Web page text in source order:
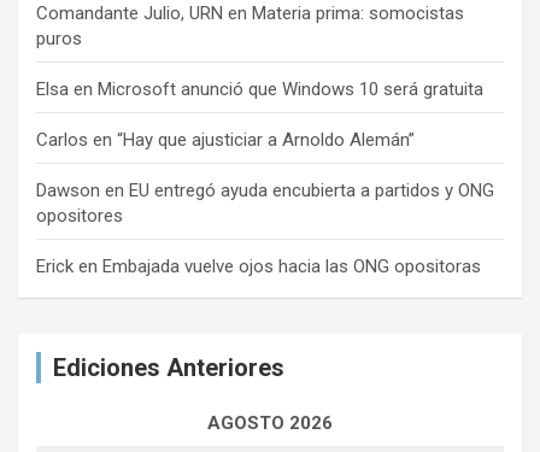
Comandante Julio, URN en Materia prima: somocistas
puros
Elsa en Microsoft anunció que Windows 10 será gratuita
Carlos en “Hay que ajusticiar a Arnoldo Alemán”
Dawson en EU entregó ayuda encubierta a partidos y ONG
opositores
Erick en Embajada vuelve ojos hacia las ONG opositoras
Ediciones Anteriores
AGOSTO 2026